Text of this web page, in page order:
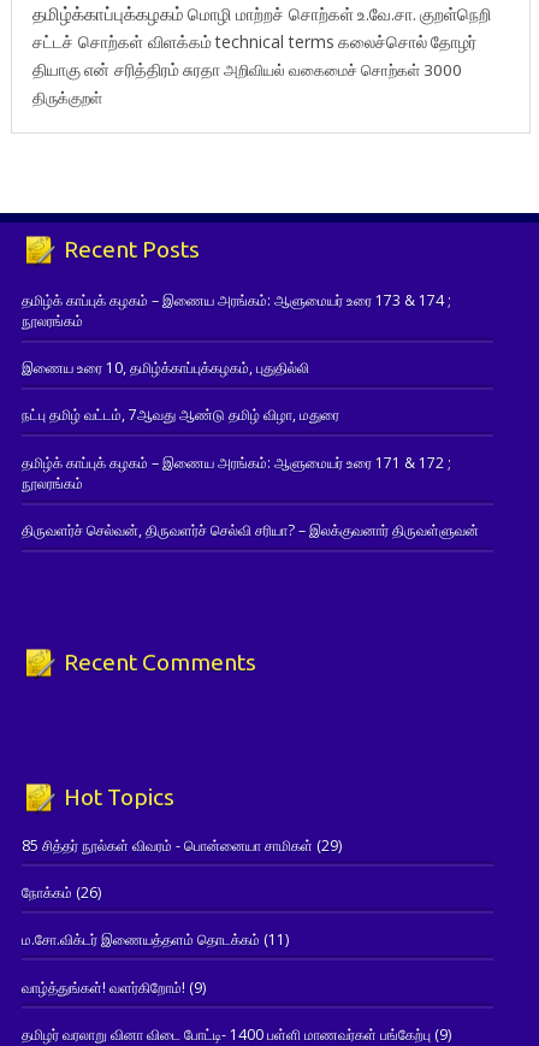
தமிழ்க்காப்புக்கழகம் மொழி மாற்றச் சொற்கள்உ.வே.சா. குறள்நெறி
சட்டச் சொற்கள் விளக்கம்technical terms கலைச்சொல்தோழர்
தியாகுஎன் சரித்திரம்சுரதாஅறிவியல் வகைமைச் சொற்கள் 3000
திருக்குறள்
Recent Posts
தமிழ்க் காப்புக் கழகம் – இணைய அரங்கம்: ஆளுமையர் உரை 173 & 174 ;
நூலரங்கம்
இணைய உரை 10, தமிழ்க்காப்புக்கழகம், புதுதில்லி
நட்பு தமிழ் வட்டம், 7ஆவது ஆண்டு தமிழ் விழா, மதுரை
தமிழ்க் காப்புக் கழகம் – இணைய அரங்கம்: ஆளுமையர் உரை 171 & 172 ;
நூலரங்கம்
திருவளர்ச் செல்வன், திருவளர்ச் செல்வி சரியா? – இலக்குவனார் திருவள்ளுவன்
Recent Comments
Hot Topics
85 சித்தர் நூல்கள் விவரம் - பொன்னையா சாமிகள் (29)
நோக்கம் (26)
ம.சோ.விக்டர் இணையத்தளம் தொடக்கம் (11)
வாழ்த்துங்கள்! வளர்கிறோம்! (9)
தமிழர் வரலாறு வினா விடை போட்டி- 1400 பள்ளி மாணவர்கள் பங்கேற்பு(9)